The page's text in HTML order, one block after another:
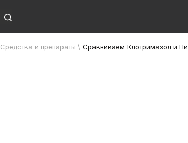
Средства и препараты \ Сравниваем Клотримазол и